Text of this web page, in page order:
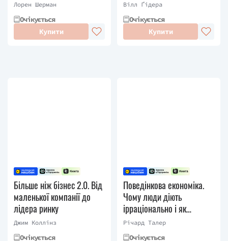
Лорен Шерман
Очікується
Купити
Вілл Ґідера
Очікується
Купити
Більше ніж бізнес 2.0. Від
маленької компанії до
лідера ринку
Джим Коллінз
Очікується
Поведінкова економіка.
Чому люди діють
ірраціонально і як
отримати з цього вигоду
Річард Талер
Очікується